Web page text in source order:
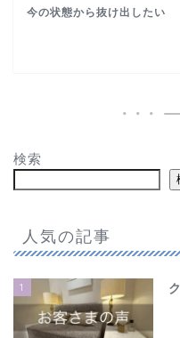
今の状態から抜け出したい
検索
人気の記事
1